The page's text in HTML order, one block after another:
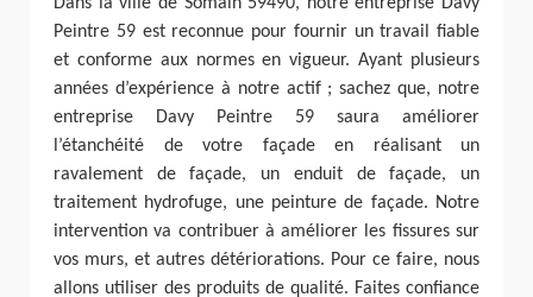
Dans la ville de Somain 59490, notre entreprise Davy
Peintre 59 est reconnue pour fournir un travail fiable
et conforme aux normes en vigueur. Ayant plusieurs
années d’expérience à notre actif ; sachez que, notre
entreprise Davy Peintre 59 saura améliorer
l’étanchéité de votre façade en réalisant un
ravalement de façade, un enduit de façade, un
traitement hydrofuge, une peinture de façade. Notre
intervention va contribuer à améliorer les fissures sur
vos murs, et autres détériorations. Pour ce faire, nous
allons utiliser des produits de qualité. Faites confiance